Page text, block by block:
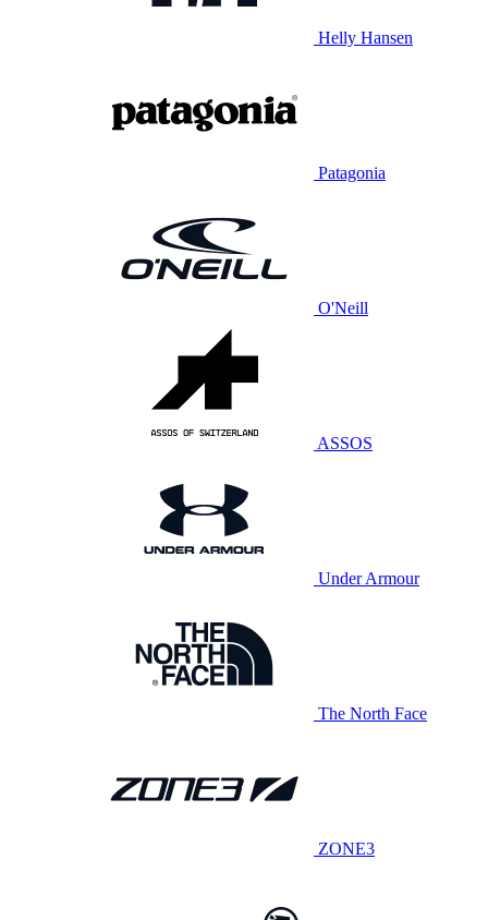
Helly Hansen
Patagonia
O'Neill
ASSOS
Under Armour
The North Face
ZONE3